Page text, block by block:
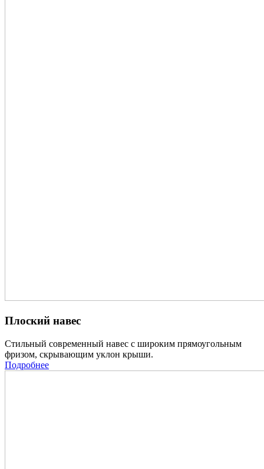
Плоский навес
Стильный современный навес с широким прямоугольным
фризом, скрывающим уклон крыши.
Подробнее